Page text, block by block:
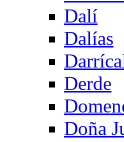
Dalí
Dalías
Derde
Doña